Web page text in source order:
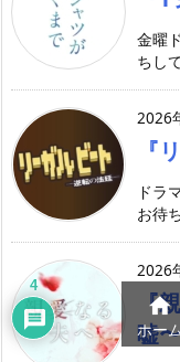
金曜
ちし
2026
『
ドラ
お待
2026
『
嘘〜

ホー
4